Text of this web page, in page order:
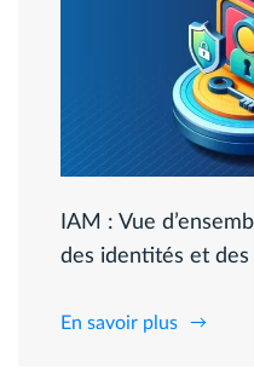
IAM : Vue
des identités et des
En savoir plus